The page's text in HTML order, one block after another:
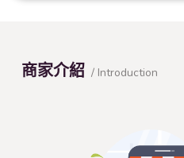
商家介紹 / Introduction